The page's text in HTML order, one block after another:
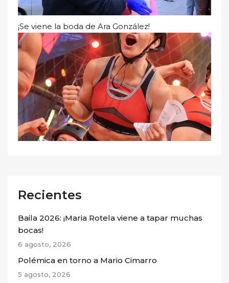
¡Se viene la boda de Ara González!
Recientes
Baila 2026: ¡Maria Rotela viene a tapar muchas
bocas!
6 agosto, 2026
Polémica en torno a Mario Cimarro
5 agosto, 2026